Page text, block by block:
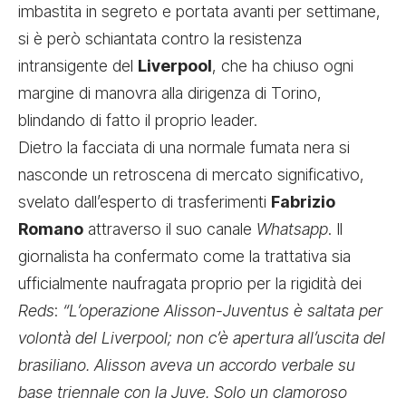
imbastita in segreto e portata avanti per settimane,
si è però schiantata contro la resistenza
intransigente del Liverpool, che ha chiuso ogni
margine di manovra alla dirigenza di Torino,
blindando di fatto il proprio leader.
Dietro la facciata di una normale fumata nera si
nasconde un retroscena di mercato significativo,
svelato dall’esperto di trasferimenti Fabrizio
Romano attraverso il suo canale Whatsapp. Il
giornalista ha confermato come la trattativa sia
ufficialmente naufragata proprio per la rigidità dei
Reds: “L’operazione Alisson-Juventus è saltata per
volontà del Liverpool; non c’è apertura all’uscita del
brasiliano. Alisson aveva un accordo verbale su
base triennale con la Juve. Solo un clamoroso